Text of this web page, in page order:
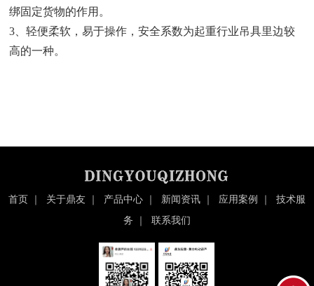
绑固定货物的作用。
3、轻便柔软，易于操作，安全系数为起重行业吊具里边较
高的一种。
首页｜ 关于鼎友｜ 产品中心｜ 新闻资讯｜ 应用案例 ｜ 技术服
务 ｜ 联系我们